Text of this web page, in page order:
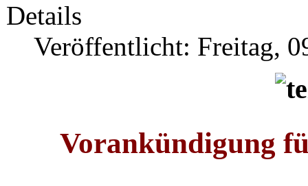
Details
Veröffentlicht: Freitag,
Vorankündigung